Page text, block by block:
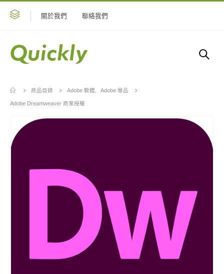
關於我們 聯絡我們
商品目錄 Adobe 軟體 Adobe 單品
Adobe Dreamweaver 商業授權